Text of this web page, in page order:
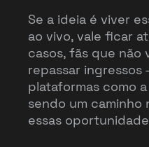
Se a ideia é viver
ao vivo, vale ficar
casos, fãs que não
repassar ingressos
plataformas como
sendo um
essas